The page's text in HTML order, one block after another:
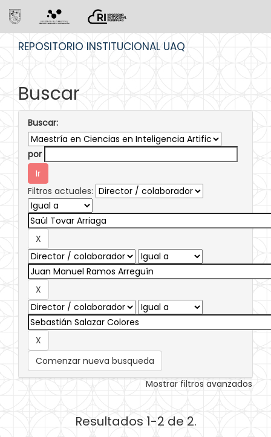
REPOSITORIO INSTITUCIONAL UAQ
Buscar
Buscar:
por
Filtros actuales:
Comenzar nueva busqueda
Mostrar filtros avanzados
Resultados 1-2 de 2.